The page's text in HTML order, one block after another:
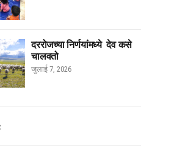
दररोजच्या निर्णयांमध्ये देव कसे
चालवतो
जुलाई 7, 2026